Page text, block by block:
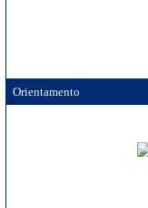
Orientamento